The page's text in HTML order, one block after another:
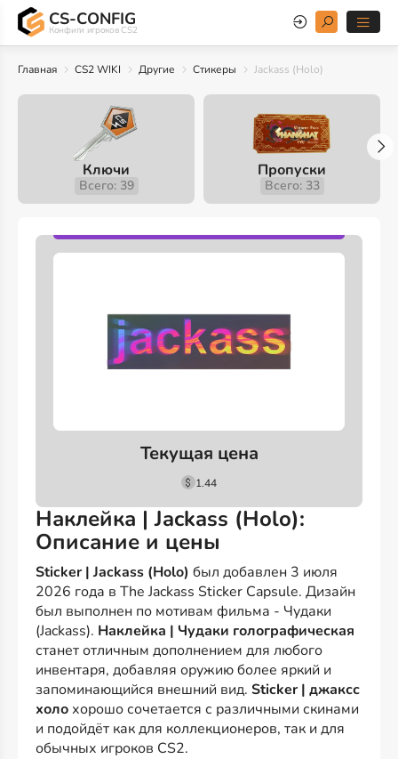
CS-CONFIG
Конфиги игроков CS2
Главная CS2 WIKI Другие Стикеры Jackass (Holo)
Ключи
Всего: 39
Пропуски
Всего: 33
Текущая цена
1.44
Наклейка | Jackass (Holo):
Описание и цены
Sticker | Jackass (Holo) был добавлен 3 июля
2026 года в The Jackass Sticker Capsule. Дизайн
был выполнен по мотивам фильма - Чудаки
(Jackass). Наклейка | Чудаки голографическая
станет отличным дополнением для любого
инвентаря, добавляя оружию более яркий и
запоминающийся внешний вид. Sticker | джаксс
холо хорошо сочетается с различными скинами
и подойдёт как для коллекционеров, так и для
обычных игроков CS2.